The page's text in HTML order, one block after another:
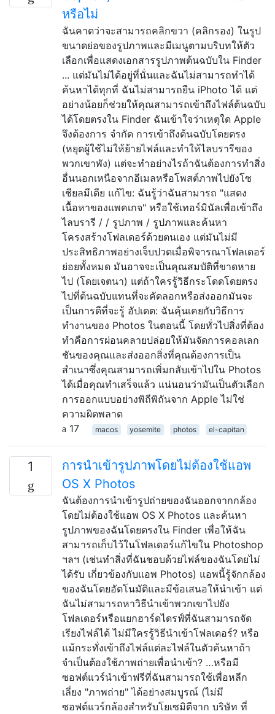
หรือไม่
ฉันคาดว่าจะสามารถคลิกขวา (คลิกรอง) ในรูป
ขนาดย่อของรูปภาพและมีเมนูตามบริบทให้ตัว
เลือกเพื่อแสดงเอกสารรูปภาพต้นฉบับใน Finder
... แต่มันไม่ได้อยู่ที่นั่นและฉันไม่สามารถทำได้
ค้นหาได้ทุกที่ ฉันไม่สามารถยืน iPhoto ได้ แต่
อย่างน้อยก็ช่วยให้คุณสามารถเข้าถึงไฟล์ต้นฉบับ
ได้โดยตรงใน Finder ฉันเข้าใจว่าเหตุใด Apple
จึงต้องการ จำกัด การเข้าถึงต้นฉบับโดยตรง
(หยุดผู้ใช้ไม่ให้ย้ายไฟล์และทำให้ไลบรารีของ
พวกเขาพัง) แต่จะทำอย่างไรถ้าฉันต้องการทำสิ่ง
อื่นนอกเหนือจากอีเมลหรือโพสต์ภาพไปยังโซ
เชียลมีเดีย แก้ไข: ฉันรู้ว่าฉันสามารถ "แสดง
เนื้อหาของแพคเกจ" หรือใช้เทอร์มินัลเพื่อเข้าถึง
ไลบรารี / / รูปภาพ / รูปภาพและค้นหา
โครงสร้างโฟลเดอร์ด้วยตนเอง แต่มันไม่มี
ประสิทธิภาพอย่างเจ็บปวดเมื่อพิจารณาโฟลเดอร์
ย่อยทั้งหมด มันอาจจะเป็นคุณสมบัติที่ขาดหาย
ไป (โดยเจตนา) แต่ถ้าใครรู้วิธีกระโดดโดยตรง
ไปที่ต้นฉบับแทนที่จะคัดลอกหรือส่งออกมันจะ
เป็นการดีที่จะรู้ อัปเดต: ฉันคุ้นเคยกับวิธีการ
ทำงานของ Photos ในตอนนี้ โดยทั่วไปสิ่งที่ต้อง
ทำคือการผ่อนคลายปล่อยให้มันจัดการคอลเลก
ชันของคุณและส่งออกสิ่งที่คุณต้องการเป็น
สำเนาซึ่งคุณสามารถเพิ่มกลับเข้าไปใน Photos
ได้เมื่อคุณทำเสร็จแล้ว แน่นอนว่ามันเป็นตัวเลือก
การออกแบบอย่างพิถีพิถันจาก Apple ไม่ใช่
ความผิดพลาด
17
macos yosemite photos el-capitan
1
การนำเข้ารูปภาพโดยไม่ต้องใช้แอพ
OS X Photos
ฉันต้องการนำเข้ารูปถ่ายของฉันออกจากกล้อง
โดยไม่ต้องใช้แอพ OS X Photos และค้นหา
รูปภาพของฉันโดยตรงใน Finder เพื่อให้ฉัน
สามารถเก็บไว้ในโฟลเดอร์แก้ไขใน Photoshop
ฯลฯ (เช่นทำสิ่งที่ฉันชอบด้วยไฟล์ของฉันโดยไม่
ได้รับ เกี่ยวข้องกับแอพ Photos) แอพนี้รู้จักกล้อง
ของฉันโดยอัตโนมัติและมีข้อเสนอให้นำเข้า แต่
ฉันไม่สามารถหาวิธีนำเข้าพวกเขาไปยัง
โฟลเดอร์หรือแยกฮาร์ดไดรฟ์ที่ฉันสามารถจัด
เรียงไฟล์ได้ ไม่มีใครรู้วิธีนำเข้าโฟลเดอร์? หรือ
แม้กระทั่งเข้าถึงไฟล์แต่ละไฟล์ในตัวค้นหาถ้า
จำเป็นต้องใช้ภาพถ่ายเพื่อนำเข้า? …หรือมี
ซอฟต์แวร์นำเข้าฟรีที่ฉันสามารถใช้เพื่อหลีก
เลี่ยง "ภาพถ่าย" ได้อย่างสมบูรณ์ (ไม่มี
ซอฟต์แวร์กล้องสำหรับโยเซมิตีจาก บริษัท ที่